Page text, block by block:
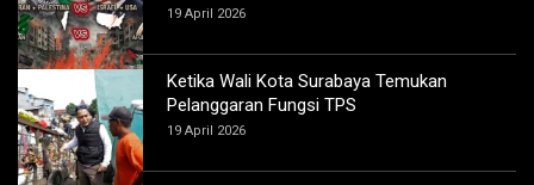
19 April 2026
Ketika Wali Kota Surabaya Temukan
Pelanggaran Fungsi TPS
19 April 2026